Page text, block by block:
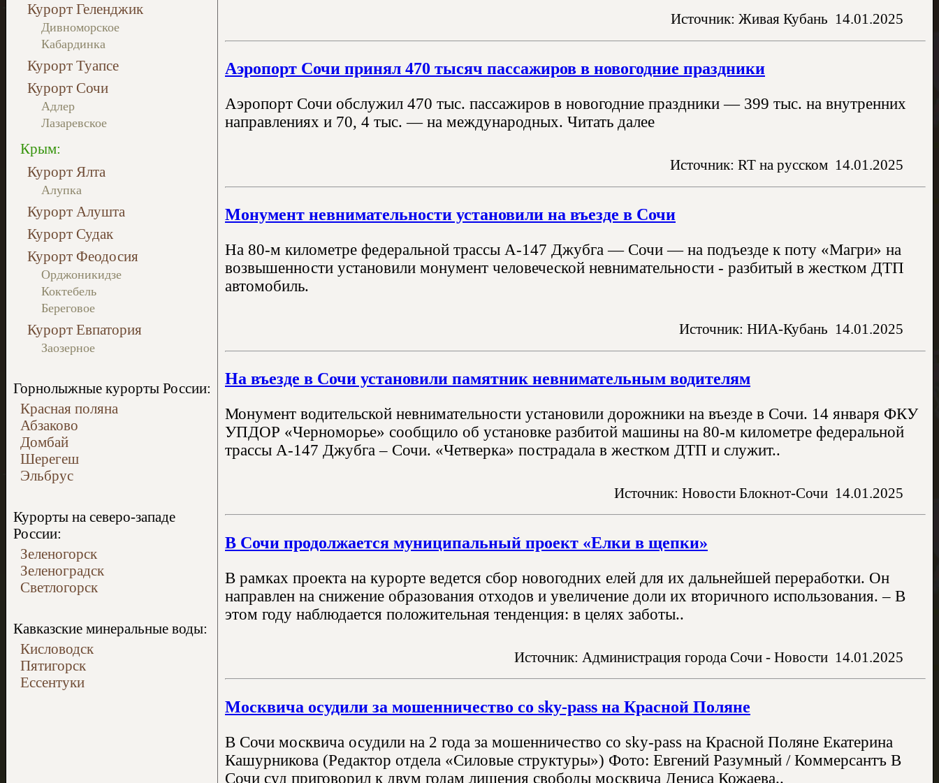
Курорт Геленджик
Дивноморское
Кабардинка
Курорт Туапсе
Курорт Сочи
Адлер
Лазаревское
Крым:
Курорт Ялта
Алупка
Курорт Алушта
Курорт Судак
Курорт Феодосия
Орджоникидзе
Коктебель
Береговое
Курорт Евпатория
Заозерное
Горнолыжные курорты России:
Красная поляна
Абзаково
Домбай
Шерегеш
Эльбрус
Курорты на северо-западе
России:
Зеленогорск
Зеленоградск
Светлогорск
Кавказские минеральные воды:
Кисловодск
Пятигорск
Ессентуки
Источник: Живая Кубань 14.01.2025
Аэропорт Сочи принял 470 тысяч пассажиров в новогодние праздники
Аэропорт Сочи обслужил 470 тыс. пассажиров в новогодние праздники — 399 тыс. на внутренних
направлениях и 70, 4 тыс. — на международных. Читать далее
Источник: RT на русском 14.01.2025
Монумент невнимательности установили на въезде в Сочи
На 80-м километре федеральной трассы А-147 Джубга — Сочи — на подъезде к поту «Магри» на
возвышенности установили монумент человеческой невнимательности - разбитый в жестком ДТП
автомобиль.
Источник: НИА-Кубань 14.01.2025
На въезде в Сочи установили памятник невнимательным водителям
Монумент водительской невнимательности установили дорожники на въезде в Сочи. 14 января ФКУ
УПДОР «Черноморье» сообщило об установке разбитой машины на 80-м километре федеральной
трассы А-147 Джубга – Сочи. «Четверка» пострадала в жестком ДТП и служит..
Источник: Новости Блокнот-Сочи 14.01.2025
В Сочи продолжается муниципальный проект «Елки в щепки»
В рамках проекта на курорте ведется сбор новогодних елей для их дальнейшей переработки. Он
направлен на снижение образования отходов и увеличение доли их вторичного использования. – В
этом году наблюдается положительная тенденция: в целях заботы..
Источник: Администрация города Сочи - Новости 14.01.2025
Москвича осудили за мошенничество со sky-pass на Красной Поляне
В Сочи москвича осудили на 2 года за мошенничество со sky-pass на Красной Поляне Екатерина
Кашурникова (Редактор отдела «Силовые структуры») Фото: Евгений Разумный / Коммерсантъ В
Сочи суд приговорил к двум годам лишения свободы москвича Дениса Кожаева..